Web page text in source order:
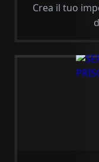
Crea il tuo